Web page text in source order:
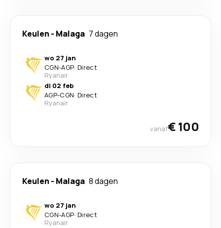
Keulen - Malaga 7 dagen
wo 27 jan
CGN-AGP· Direct
Ryanair
di 02 feb
AGP-CGN· Direct
Ryanair
vanaf€ 100
Keulen - Malaga 8 dagen
wo 27 jan
CGN-AGP· Direct
Ryanair